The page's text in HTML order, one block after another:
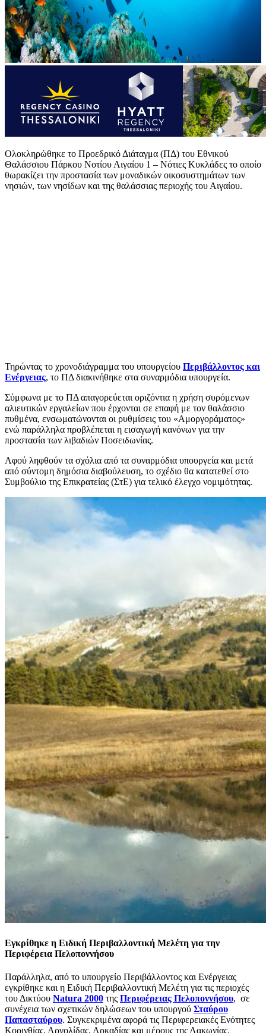
Ολοκληρώθηκε το Προεδρικό Διάταγμα (ΠΔ) του Εθνικού
Θαλάσσιου Πάρκου Νοτίου Αιγαίου 1 – Νότιες Κυκλάδες το οποίο
θωρακίζει την προστασία των μοναδικών οικοσυστημάτων των
νησιών, των νησίδων και της θαλάσσιας περιοχής του Αιγαίου.
Τηρώντας το χρονοδιάγραμμα του υπουργείου Περιβάλλοντος και
Ενέργειας, το ΠΔ διακινήθηκε στα συναρμόδια υπουργεία.
Σύμφωνα με το ΠΔ απαγορεύεται οριζόντια η χρήση συρόμενων
αλιευτικών εργαλείων που έρχονται σε επαφή με τον θαλάσσιο
πυθμένα, ενσωματώνονται οι ρυθμίσεις του «Αμοργοράματος»
ενώ παράλληλα προβλέπεται η εισαγωγή κανόνων για την
προστασία των λιβαδιών Ποσειδωνίας.
Αφού ληφθούν τα σχόλια από τα συναρμόδια υπουργεία και μετά
από σύντομη δημόσια διαβούλευση, το σχέδιο θα κατατεθεί στο
Συμβούλιο της Επικρατείας (ΣτΕ) για τελικό έλεγχο νομιμότητας.
Εγκρίθηκε η Ειδική Περιβαλλοντική Μελέτη για την
Περιφέρεια Πελοποννήσου
Παράλληλα, από το υπουργείο Περιβάλλοντος και Ενέργειας
εγκρίθηκε και η Ειδική Περιβαλλοντική Μελέτη για τις περιοχές
του Δικτύου Natura 2000 της Περιφέρειας Πελοποννήσου, σε
συνέχεια των σχετικών δηλώσεων του υπουργού Σταύρου
Παπασταύρου. Συγκεκριμένα αφορά τις Περιφερειακές Ενότητες
Κορινθίας, Αργολίδας, Αρκαδίας και μέρους της Λακωνίας.